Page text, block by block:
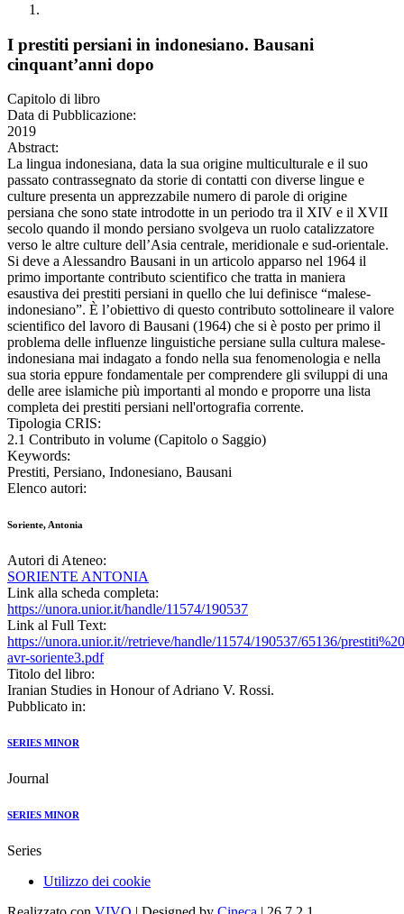
I prestiti persiani in indonesiano. Bausani
cinquant’anni dopo
Capitolo di libro
Data di Pubblicazione:
2019
Abstract:
La lingua indonesiana, data la sua origine multiculturale e il suo
passato contrassegnato da storie di contatti con diverse lingue e
culture presenta un apprezzabile numero di parole di origine
persiana che sono state introdotte in un periodo tra il XIV e il XVII
secolo quando il mondo persiano svolgeva un ruolo catalizzatore
verso le altre culture dell’Asia centrale, meridionale e sud-orientale.
Si deve a Alessandro Bausani in un articolo apparso nel 1964 il
primo importante contributo scientifico che tratta in maniera
esaustiva dei prestiti persiani in quello che lui definisce “malese-
indonesiano”. È l’obiettivo di questo contributo sottolineare il valore
scientifico del lavoro di Bausani (1964) che si è posto per primo il
problema delle influenze linguistiche persiane sulla cultura malese-
indonesiana mai indagato a fondo nella sua fenomenologia e nella
sua storia eppure fondamentale per comprendere gli sviluppi di una
delle aree islamiche più importanti al mondo e proporre una lista
completa dei prestiti persiani nell'ortografia corrente.
Tipologia CRIS:
2.1 Contributo in volume (Capitolo o Saggio)
Keywords:
Prestiti, Persiano, Indonesiano, Bausani
Elenco autori:
Soriente, Antonia
Autori di Ateneo:
SORIENTE ANTONIA
Link alla scheda completa:
https://unora.unior.it/handle/11574/190537
Link al Full Text:
https://unora.unior.it//retrieve/handle/11574/190537/65136/
avr-soriente3.pdf
Titolo del libro:
Iranian Studies in Honour of Adriano V. Rossi.
Pubblicato in:
SERIES MINOR
Journal
SERIES MINOR
Series
Utilizzo dei cookie